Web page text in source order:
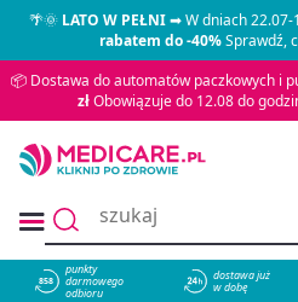
🌴🌞LATO W PEŁNI➡ W dniach 22.07-
rabatem do -40%Sprawdź,
📦 Dostawa do automatów paczkowych i
złObowiązuje do 12.08 do
858
punkty
darmowego
odbioru
dostawa już
w dobę